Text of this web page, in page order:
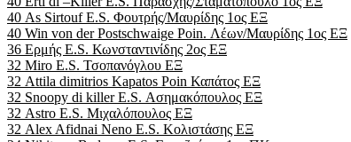
40 As Sirtouf E.S. Φουτρής/Μαυρίδης 1ος ΕΞ
40 Win von der Postschwaige Poin. Λέων/Μαυρίδης 1ος ΕΞ
36 Ερμής E.S. Κωνσταντινίδης 2ος ΕΞ
32 Miro E.S. Τσοπανόγλου ΕΞ
32 Attila dimitrios Kapatos Poin Καπάτος ΕΞ
32 Snoopy di killer E.S. Ασημακόπουλος ΕΞ
32 Astro E.S. Μιχαλόπουλος ΕΞ
32 Alex Afidnai Neno E.S. Κολιστάσης ΕΞ